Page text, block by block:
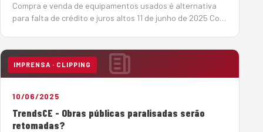
Compra e venda de equipamentos usados é alternativa
para falta de crédito e juros altos 11 de junho de 2025 Com
soluções de créd…
IMPRENSA · CLIPPING
10/06/2025
TrendsCE - Obras públicas paralisadas serão
retomadas?